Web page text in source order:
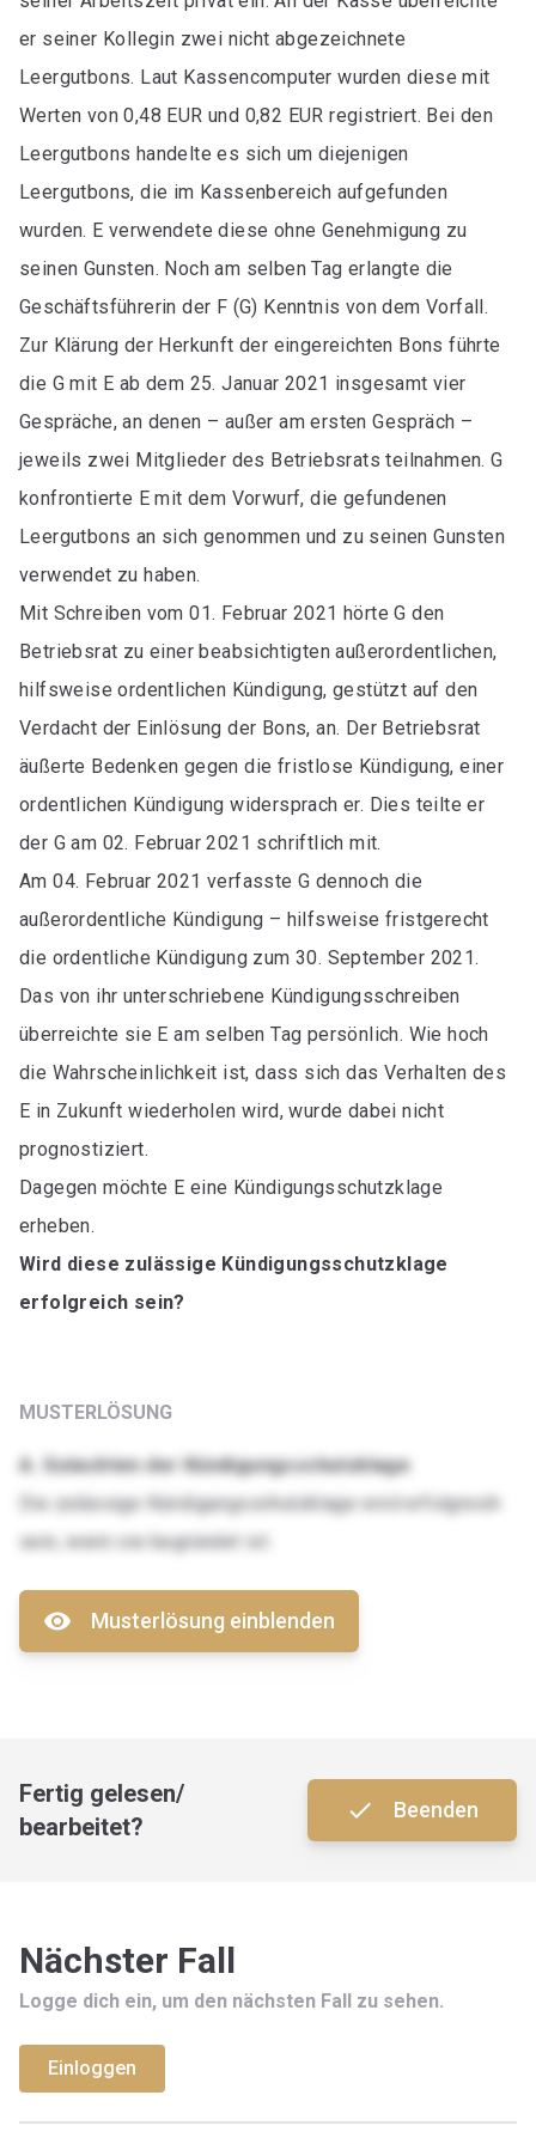
er seiner Kollegin zwei nicht abgezeichnete
Leergutbons. Laut Kassencomputer wurden diese mit
Werten von 0,48 EUR und 0,82 EUR registriert. Bei den
Leergutbons handelte es sich um diejenigen
Leergutbons, die im Kassenbereich aufgefunden
wurden. E verwendete diese ohne Genehmigung zu
seinen Gunsten. Noch am selben Tag erlangte die
Geschäftsführerin der F (G) Kenntnis von dem Vorfall.
Zur Klärung der Herkunft der eingereichten Bons führte
die G mit E ab dem 25. Januar 2021 insgesamt vier
Gespräche, an denen – außer am ersten Gespräch –
jeweils zwei Mitglieder des Betriebsrats teilnahmen. G
konfrontierte E mit dem Vorwurf, die gefundenen
Leergutbons an sich genommen und zu seinen Gunsten
verwendet zu haben.
Mit Schreiben vom 01. Februar 2021 hörte G den
Betriebsrat zu einer beabsichtigten außerordentlichen,
hilfsweise ordentlichen Kündigung, gestützt auf den
Verdacht der Einlösung der Bons, an. Der Betriebsrat
äußerte Bedenken gegen die fristlose Kündigung, einer
ordentlichen Kündigung widersprach er. Dies teilte er
der G am 02. Februar 2021 schriftlich mit.
Am 04. Februar 2021 verfasste G dennoch die
außerordentliche Kündigung – hilfsweise fristgerecht
die ordentliche Kündigung zum 30. September 2021.
Das von ihr unterschriebene Kündigungsschreiben
überreichte sie E am selben Tag persönlich. Wie hoch
die Wahrscheinlichkeit ist, dass sich das Verhalten des
E in Zukunft wiederholen wird, wurde dabei nicht
prognostiziert.
Dagegen möchte E eine Kündigungsschutzklage
erheben.
Wird diese zulässige Kündigungsschutzklage
erfolgreich sein?
MUSTERLÖSUNG
A. Gutachten der Kündigungsschutzklage
Die zulässige Kündigungsschutzklage wird erfolgreich
sein, wenn sie begründet ist.
visibility Musterlösung einblenden
Fertig gelesen/
bearbeitet?
done Beenden
Nächster Fall
Logge dich ein, um den nächsten Fall zu sehen.
Einloggen